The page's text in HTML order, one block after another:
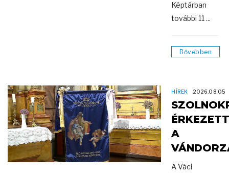
Képtárban
további 11 ...
Bővebben
HÍREK 2026.08.05
ÉRKEZETT
A
A Váci